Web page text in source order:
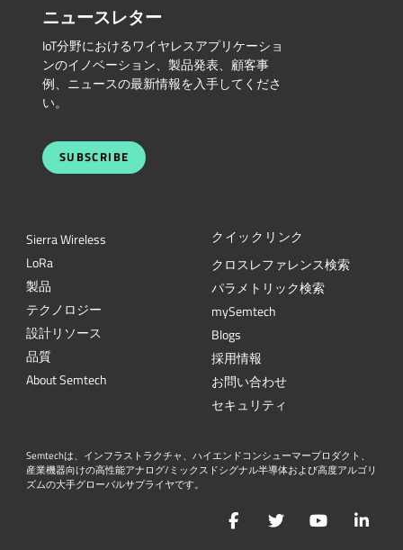
ニュースレター
IoT分野におけるワイヤレスアプリケーショ
ンのイノベーション、製品発表、顧客事
例、ニュースの最新情報を入手してくださ
い。
SUBSCRIBE
Sierra Wireless
LoRa
製品
テクノロジー
設計リソース
品質
About Semtech
クイックリンク
クロスレファレンス検索
パラメトリック検索
mySemtech
Blogs
採用情報
お問い合わせ
セキュリティ
Semtechは、インフラストラクチャ、ハイエンドコンシューマープロダクト、
産業機器向けの高性能アナログ/ミックスドシグナル半導体および高度アルゴリ
ズムの大手グローバルサプライヤです。
FacebookTwitterYouTube